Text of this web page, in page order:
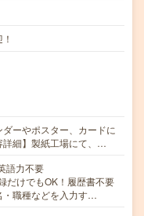
ダーやポスター、カードに
詳細】製紙工場にて、…
語力不要
だけでもOK！履歴書不要
職種などを入力す…